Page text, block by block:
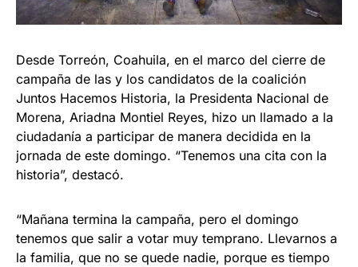
Desde Torreón, Coahuila, en el marco del cierre de
campaña de las y los candidatos de la coalición
Juntos Hacemos Historia, la Presidenta Nacional de
Morena, Ariadna Montiel Reyes, hizo un llamado a la
ciudadanía a participar de manera decidida en la
jornada de este domingo. “Tenemos una cita con la
historia”, destacó.
“Mañana termina la campaña, pero el domingo
tenemos que salir a votar muy temprano. Llevarnos a
la familia, que no se quede nadie, porque es tiempo